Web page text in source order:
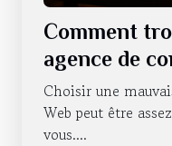
Comment
agence de
Choisir une
Web peut être
vous....